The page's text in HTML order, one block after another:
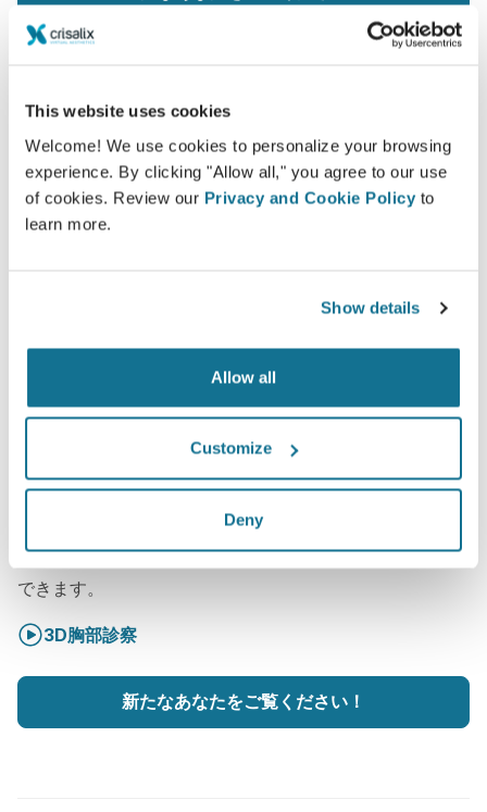
This website uses cookies
Welcome! We use cookies to personalize your browsing
experience. By clicking "Allow all," you agree to our use
of cookies. Review our Privacy and Cookie Policy to
learn more.
Show details
Allow all
Customize
Deny
よくある3Dの診察とは一体何でしょう
か？
Dr. Dr. Christian Lenz
なアドバイスを得ながら『新しいあなた』に出会うことが
できます。
3D胸部診察
新たなあなたをご覧ください！